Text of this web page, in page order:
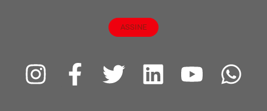
ASSINE
I
F
a
T
L
Y
W